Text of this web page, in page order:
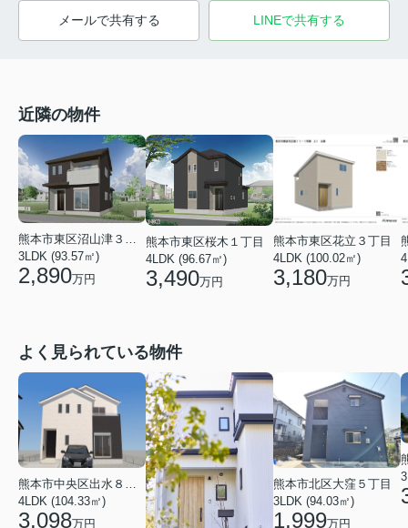
メールで共有する LINEで共有する
近隣の物件
3LDK (93.57㎡)
2,890万円
熊本市東区桜木１丁目
4LDK (96.67㎡)
3,490万円
熊本市東区花立３丁目
4LDK (100.02㎡)
3,180万円
よく見られている物件
4LDK (104.33㎡)
3,098万円
熊本市北区大窪５丁目
3LDK (94.03㎡)
1,999万円